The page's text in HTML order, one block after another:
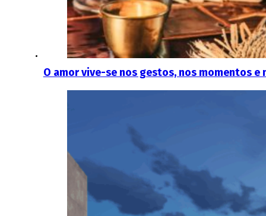
O amor vive-se nos gestos, nos momentos e